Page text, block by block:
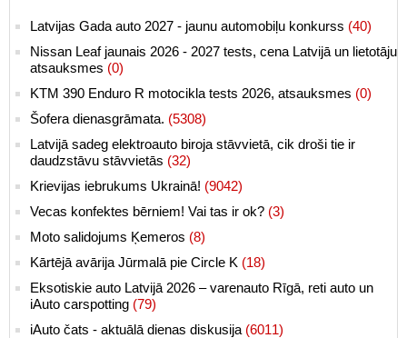
Latvijas Gada auto 2027 - jaunu automobiļu konkurss (40)
Nissan Leaf jaunais 2026 - 2027 tests, cena Latvijā un lietotāju
atsauksmes (0)
KTM 390 Enduro R motocikla tests 2026, atsauksmes (0)
Šofera dienasgrāmata. (5308)
Latvijā sadeg elektroauto biroja stāvvietā, cik droši tie ir
daudzstāvu stāvvietās (32)
Krievijas iebrukums Ukrainā! (9042)
Vecas konfektes bērniem! Vai tas ir ok? (3)
Moto salidojums Ķemeros (8)
Kārtējā avārija Jūrmalā pie Circle K (18)
Eksotiskie auto Latvijā 2026 – varenauto Rīgā, reti auto un
iAuto carspotting (79)
iAuto čats - aktuālā dienas diskusija (6011)